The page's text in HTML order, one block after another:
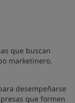
que buscan
marketinero.
desempeñarse
que formen